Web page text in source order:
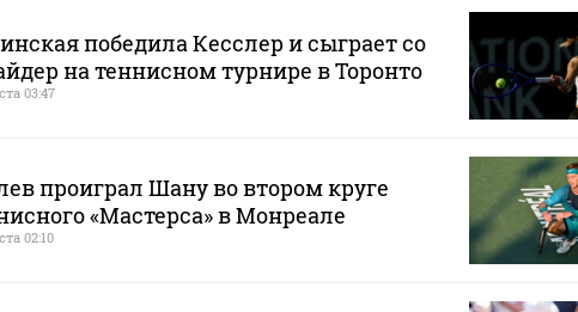
победила Кесслер и сыграет со
на теннисном турнире в Торонто
03:47
проиграл Шану во втором круге
«Мастерса» в Монреале
02:10